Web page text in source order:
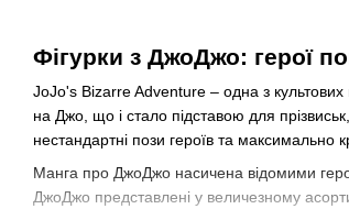
Фігурки з ДжоДжо: герої
JoJo's Bizarre Adventure – одна з культових
на Джо, що і стало підставою для
нестандартні пози героїв та
Манга про ДжоДжо насичена відомими
ДжоДжо представлені у величезному